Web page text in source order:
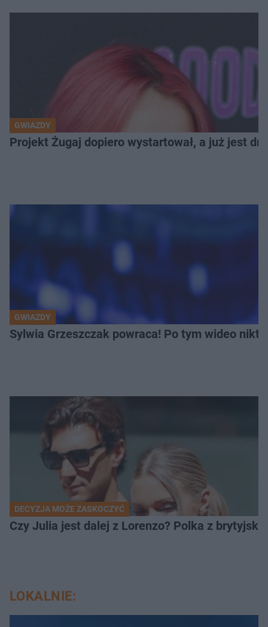
GWIAZDY
Projekt Żugaj dopiero wystartował, a już jest
GWIAZDY
Sylwia Grzeszczak powraca! Po tym wideo nikt
DECYZJA MOŻE ZASKOCZYĆ
Czy Julia jest dalej z Lorenzo? Polka z
LOKALNIE: